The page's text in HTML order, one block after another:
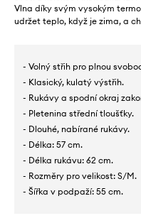
Vlna díky svým vysokým
udržet teplo, když je zima, a
- Volný střih pro plnou
- Klasický, kulatý výstřih.
- Rukávy a spodní okraj
- Pletenina střední tloušťky.
- Dlouhé, nabírané rukávy.
- Délka: 57 cm.
- Délka rukávu: 62 cm.
- Rozměry pro velikost: S/M.
- Šířka v podpaží: 55 cm.